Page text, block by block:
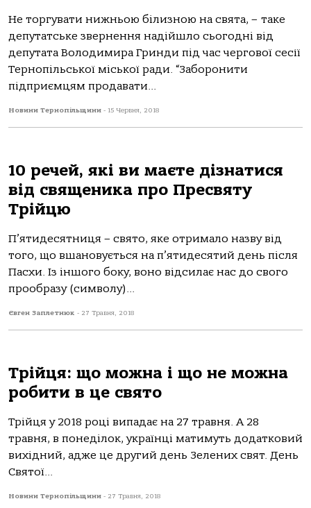
Не торгувати нижньою білизною на свята, – таке
депутатське звернення надійшло сьогодні від
депутата Володимира Гринди під час чергової сесії
Тернопільської міської ради. “Заборонити
підприємцям продавати...
Новини Тернопільщини - 15 Червня, 2018
10 речей, які ви маєте дізнатися
від священика про Пресвяту
Трійцю
П’ятидесятниця – свято, яке отримало назву від
того, що вшановується на п’ятидесятий день після
Пасхи. Із іншого боку, воно відсилає нас до свого
прообразу (символу)...
Євген Заплетнюк - 27 Травня, 2018
Трійця: що можна і що не можна
робити в це свято
Трійця у 2018 році випадає на 27 травня. А 28
травня, в понеділок, українці матимуть додатковий
вихідний, адже це другий день Зелених свят. День
Святої...
Новини Тернопільщини - 27 Травня, 2018